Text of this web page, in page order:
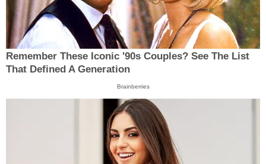
Remember These Iconic '90s Couples? See The List
That Defined A Generation
Brainberries